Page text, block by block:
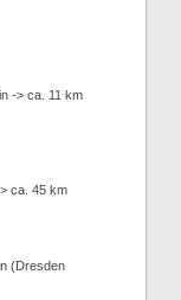
-> ca. 11 km
ca. 45 km
(Dresden